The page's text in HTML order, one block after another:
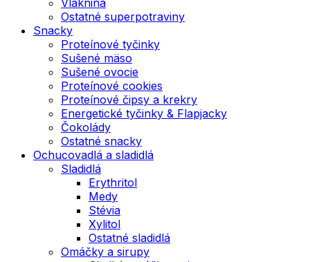
Ostatné superpotraviny
Snacky
Proteínové tyčinky
Sušené mäso
Sušené ovocie
Proteínové cookies
Proteínové čipsy a krekry
Energetické tyčinky & Flapjacky
Čokolády
Ostatné snacky
Ochucovadlá a sladidlá
Sladidlá
Erythritol
Medy
Stévia
Xylitol
Ostatné sladidlá
Omáčky a sirupy